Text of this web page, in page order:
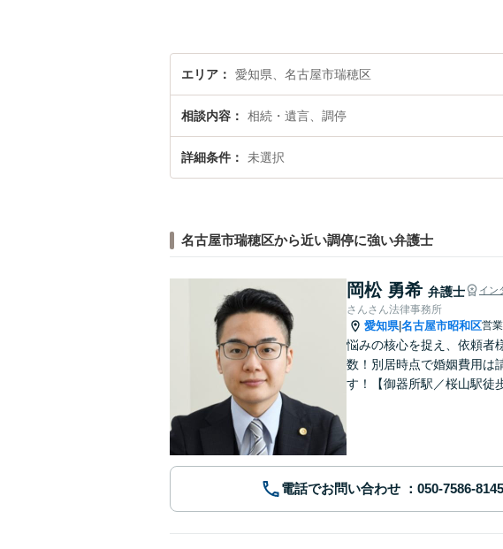
エリア 愛知県、名古屋市瑞穂区
相談内容 相続・遺言、調停
詳細条件 未選択
名古屋市瑞穂区から近い調停に強い弁護士
岡松 勇希 弁護士 イン
さんさん法律事務所
愛知県|名古屋市昭和区営
悩みの核心を捉え、依頼者
数！別居時点で婚姻費用は
す！【御器所駅／桜山駅徒
電話でお問い合わせ